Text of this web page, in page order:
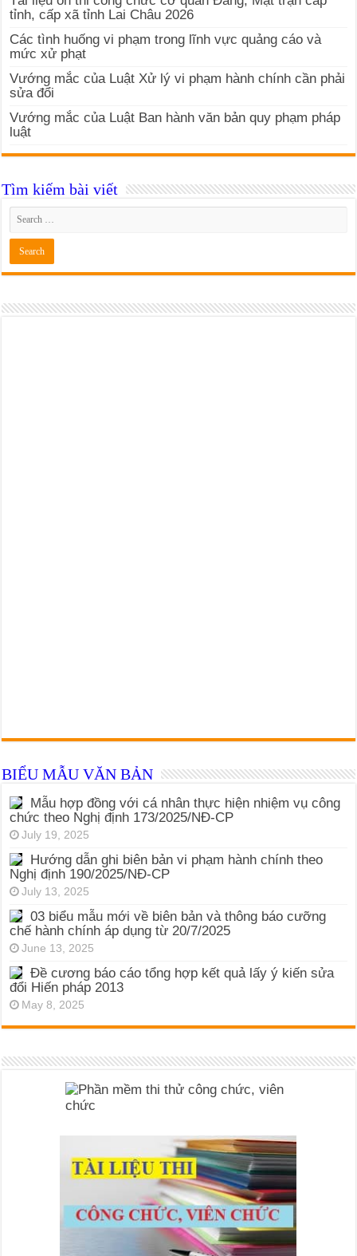
tỉnh, cấp xã tỉnh Lai Châu 2026
Các tình huống vi phạm trong lĩnh vực quảng cáo và
mức xử phạt
Vướng mắc của Luật Xử lý vi phạm hành chính cần phải
sửa đổi
Vướng mắc của Luật Ban hành văn bản quy phạm pháp
luật
Tìm kiếm bài viết
BIỂU MẪU VĂN BẢN
Mẫu hợp đồng với cá nhân thực hiện nhiệm vụ công
chức theo Nghị định 173/2025/NĐ-CP
July 19, 2025
Hướng dẫn ghi biên bản vi phạm hành chính theo
Nghị định 190/2025/NĐ-CP
July 13, 2025
03 biểu mẫu mới về biên bản và thông báo cưỡng
chế hành chính áp dụng từ 20/7/2025
June 13, 2025
Đề cương báo cáo tổng hợp kết quả lấy ý kiến sửa
đổi Hiến pháp 2013
May 8, 2025